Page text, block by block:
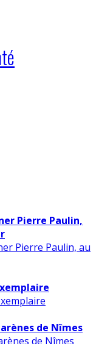
Pierre Paulin,
de Nîmes